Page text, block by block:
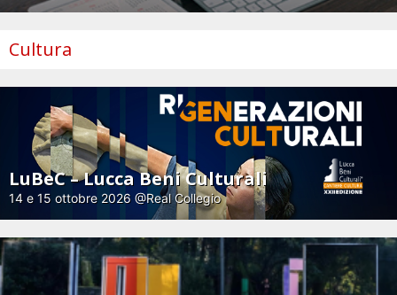
Cultura
LuBeC – Lucca Beni Culturali
14 e 15 ottobre 2026 @Real Collegio